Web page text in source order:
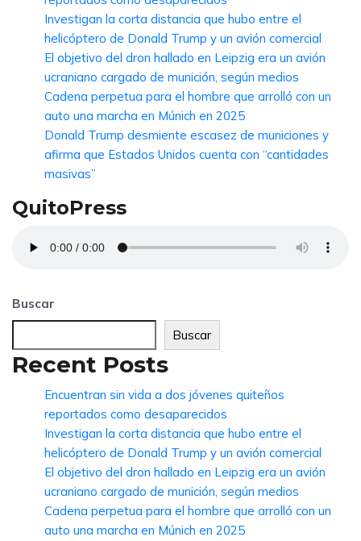
Investigan la corta distancia que hubo entre el
helicóptero de Donald Trump y un avión comercial
El objetivo del dron hallado en Leipzig era un avión
ucraniano cargado de munición, según medios
Cadena perpetua para el hombre que arrolló con un
auto una marcha en Múnich en 2025
Donald Trump desmiente escasez de municiones y
afirma que Estados Unidos cuenta con “cantidades
masivas”
QuitoPress
Buscar
Buscar
Recent Posts
Encuentran sin vida a dos jóvenes quiteños
reportados como desaparecidos
Investigan la corta distancia que hubo entre el
helicóptero de Donald Trump y un avión comercial
El objetivo del dron hallado en Leipzig era un avión
ucraniano cargado de munición, según medios
Cadena perpetua para el hombre que arrolló con un
auto una marcha en Múnich en 2025